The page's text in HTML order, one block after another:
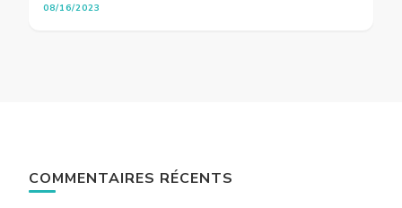
08/16/2023
COMMENTAIRES RÉCENTS